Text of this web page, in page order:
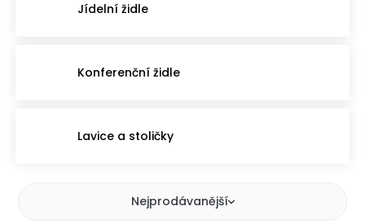
Jídelní židle
Konferenční židle
Lavice a stoličky
Nejprodávanější